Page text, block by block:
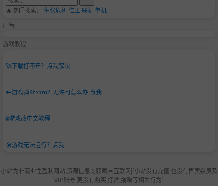
🔥 热门搜索： 生化危机仁王 联机单机
广告
游戏教程
🚀下载打不开？点我解决
🔑游戏弹Steam？无许可怎么办-点我
🌐游戏改中文教程
🛠️游戏无法运行？点我
小站为非商业性盈利网站,资源信息均转载自互联网|[小站没有充值.也没有售卖会员及
VIP账号.更没有购买,打赏,捐赠等相关行为]